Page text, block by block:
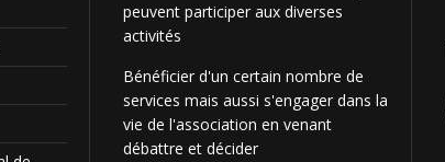
peuvent participer aux diverses
activités
Bénéficier d'un certain nombre de
services mais aussi s'engager dans la
vie de l'association en venant
débattre et décider